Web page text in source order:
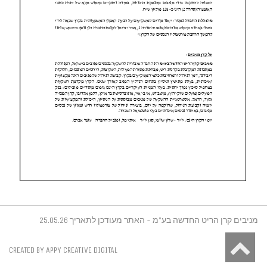
מניבים קרן הריט החדשה בע"מ - האתר מעודכן לתאריך 25.05.26
CREATED BY APPY CREATIVE DIGITAL